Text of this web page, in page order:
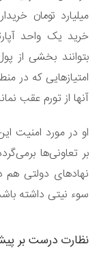
میلیارد تومان
خرید یک واحد
بتوانند بخشی از
آنها از تورم عقب
او در مورد امنیت
بر تعاونی‌ها
نهادهای دولتی هم
سوء نیتی داشته
نظارت درست بر